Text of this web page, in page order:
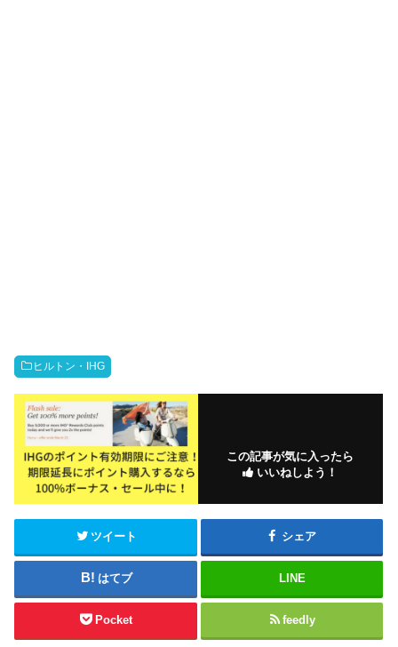
ヒルトン・IHG
この記事が気に入ったら
いいねしよう！
ツイート シェア
はてブ LINE
Pocket feedly